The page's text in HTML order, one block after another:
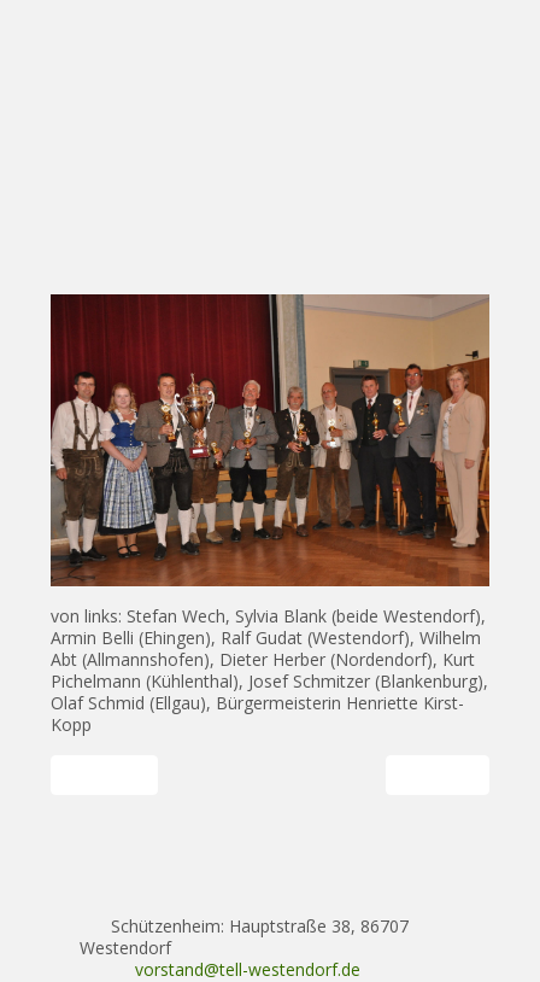
von links: Stefan Wech, Sylvia Blank (beide Westendorf),
Armin Belli (Ehingen), Ralf Gudat (Westendorf), Wilhelm
Abt (Allmannshofen), Dieter Herber (Nordendorf), Kurt
Pichelmann (Kühlenthal), Josef Schmitzer (Blankenburg),
Olaf Schmid (Ellgau), Bürgermeisterin Henriette Kirst-
Kopp
Schützenheim: Hauptstraße 38, 86707
Westendorf
vorstand@tell-westendorf.de